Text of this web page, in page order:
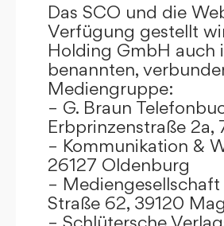
Das SCO und die
Verfügung gestellt
Holding GmbH auch
benannten,
Mediengruppe:
– G. Braun
Erbprinzenstraße 2a,
– Kommunikation &
26127 Oldenburg
–
Straße 62, 39120
– Schlütersche